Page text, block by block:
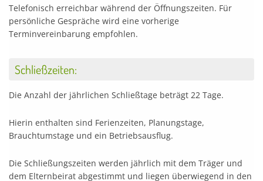
Telefonisch erreichbar während der Öffnungszeiten. Für
persönliche Gespräche wird eine vorherige
Terminvereinbarung empfohlen.
Schließzeiten:
Die Anzahl der jährlichen Schließtage beträgt 22 Tage.
Hierin enthalten sind Ferienzeiten, Planungstage,
Brauchtumstage und ein Betriebsausflug.
Die Schließungszeiten werden jährlich mit dem Träger und
dem Elternbeirat abgestimmt und liegen überwiegend in den